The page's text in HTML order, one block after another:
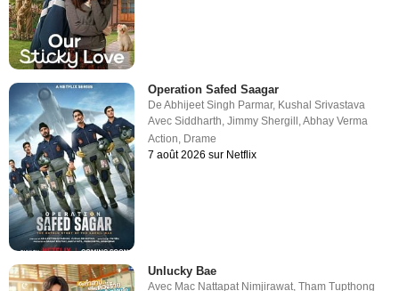
Operation Safed Saagar
DeAbhijeet Singh Parmar, Kushal Srivastava
AvecSiddharth,Jimmy Shergill ,Abhay Verma
Action, Drame
7 août 2026 sur Netflix
Unlucky Bae
Avec Mac Nattapat Nimjirawat ,Tham Tupthong